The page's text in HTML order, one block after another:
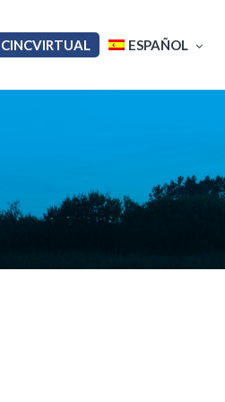
CINCVIRTUAL ESPAÑOL
Français